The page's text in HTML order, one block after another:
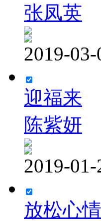
张凤英
2019-03-
迎福来
陈紫妍
2019-01-
放松心情